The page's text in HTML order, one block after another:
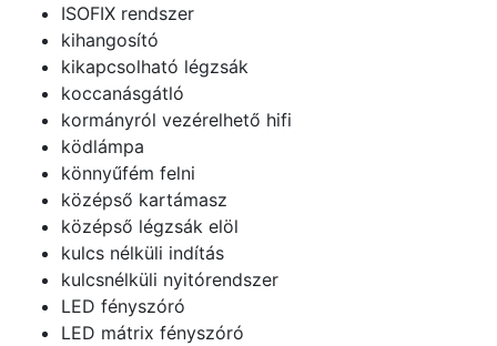
ISOFIX rendszer
kihangosító
kikapcsolható légzsák
koccanásgátló
kormányról vezérelhető hifi
ködlámpa
könnyűfém felni
középső kartámasz
középső légzsák elöl
kulcs nélküli indítás
kulcsnélküli nyitórendszer
LED fényszóró
LED mátrix fényszóró